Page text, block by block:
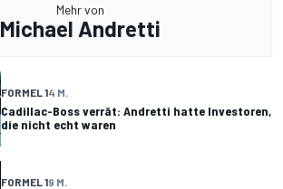
Mehr von
Michael Andretti
FORMEL 14 M.
Cadillac-Boss verrät: Andretti hatte Investoren,
die nicht echt waren
FORMEL 19 M.